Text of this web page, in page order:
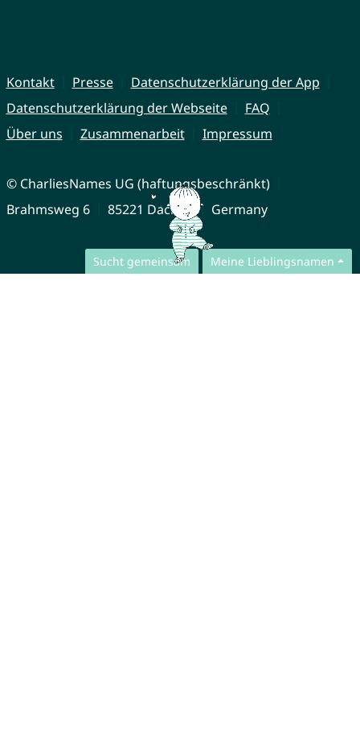
Sucht gemeinsam Meine Lieblingsnamen
Kontakt Presse
Datenschutzerklärung der App
Datenschutzerklärung der Webseite
FAQ
Über uns
Zusammenarbeit Impressum
© CharliesNames UG (haftungsbeschränkt)
Brahmsweg 6
85221 Dachau Germany